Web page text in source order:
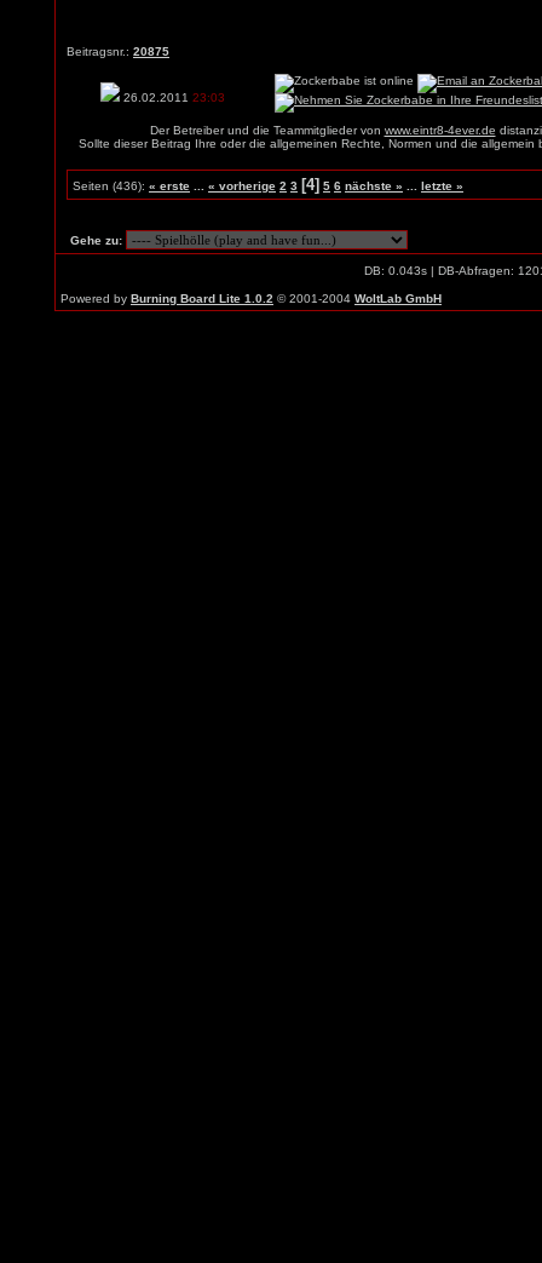
Beitragsnr.: 20875
26.02.2011 23:03
Der Betreiber und die Teammitglieder von www.eintr8-4ever.de
Sollte dieser Beitrag Ihre oder die allgemeinen Rechte, Normen und die
Seiten (436): « erste « vorherige 2 3 [4] 5 6 nächste » letzte »
Gehe zu:
DB: 0.043s | DB-Abfragen:
Powered by Burning Board Lite 1.0.2 © 2001-2004 WoltLab GmbH